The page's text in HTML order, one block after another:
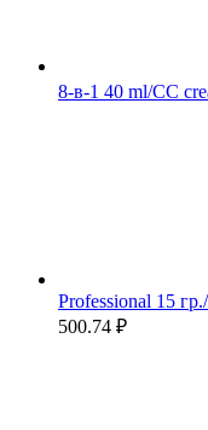
8-в-1 40 ml/CC
Professional 15
500.74 ₽